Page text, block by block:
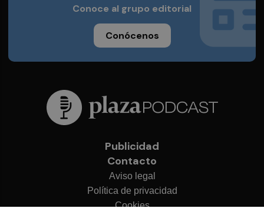
Conoce al grupo editorial
Conócenos
Publicidad
Contacto
Aviso legal
Política de privacidad
Cookies